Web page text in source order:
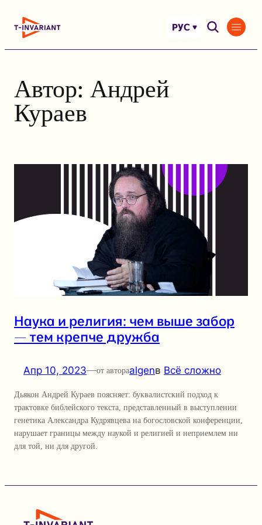
РУС
Автор: Андрей
Кураев
Наука и религия: чем выше забор
— тем крепче дружба
Апр 10, 2023—от автораalgenв Всё сложно
Дьякон Андрей Кураев поясняет: буквалистский подход к
трактовке библейского текста, представленный в выступлении
генетика Александра Кудрявцева на богословской конференции,
нарушает границы между наукой и религией и неприемлем ни
для той, ни для другой.